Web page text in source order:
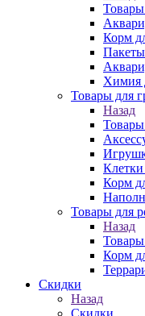
Корм
Химия
Товары для
Назад
Клетки
Корм
Товары для
Назад
Корм
Скидки
Назад
Скидки